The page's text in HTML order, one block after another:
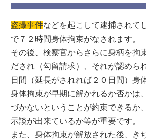
盗撮事件などを起こして逮捕されて
で７２時間身体拘束がなされます。
その後、検察官からさらに身柄を拘
だされ（勾留請求）、それが認めら
日間（延長がされれば２０日間）身
身体拘束が早期に解かれるか否かは
づかないということが約束できるか
示談が出来ているか等が重要です。
また、身体拘束が解放された後、き